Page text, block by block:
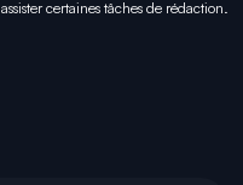
assister certaines tâches de rédaction.